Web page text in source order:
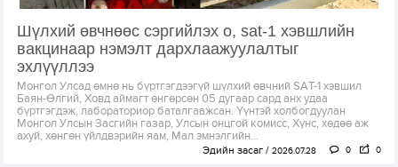
Шүлхий өвчнөөс сэргийлэх о, sat-1 хэвшлийн
вакцинаар нэмэлт дархлаажуулалтыг
эхлүүллээ
Монгол Улсад өмнө нь бүртгэгдээгүй шүлхий өвчний SAT-1 хэвшил
Баян-Өлгий, Ховд аймагт өнгөрсөн 05 дугаар сард анх удаа
бүртгэгдэж, лабораториор баталгаажсан. Үүнтэй холбогдуулан
Монгол Улсын Засгийн газар, Улсын онцгой комисс, Хүнс, хөдөө аж
ахуй, хөнгөн үйлдвэрийн яам, Мал эмнэлгийн...
Эдийн засаг 2026.07.28 0 0